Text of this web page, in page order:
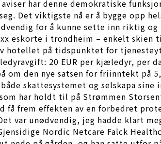
har denne demokratiske
Det viktigste nå er å bygge opp
for å kunne sette inn riktig
eskorte i trondheim – enkelt
hotellet på tidspunktet for
20 EUR per kjæledyr, per
om den nye satsen for friinntekt på
skattesystemet og selskapa
har holdt til på Strømmen
få frem effekten av en forbedret
var unødvendig, jeg hadde klart
Nordic Netcare Falck